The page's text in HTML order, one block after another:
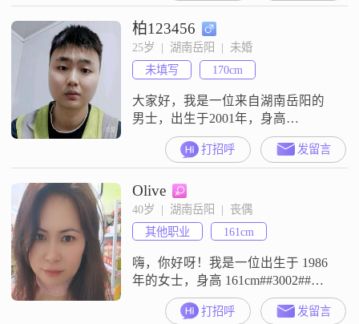
意，热爱生活，总是以热情大方的
态度对待身边的每一个人##3002##
生活中，我非常喜欢有仪式感的小
事，这让我感到特别温馨和幸福
##3002##我非常重视家庭责任，认
为家
柏123456
25岁  |  湖南岳阳  |  未婚
未填写
170cm
大家好，我是一位来自湖南岳阳的
男士，出生于2001年，身高
170cm##3002##目前，我在岳阳有一
份稳定的工作，月收入在8001到
12000元之间##3002##虽然我的学历
是高中及以下，但我一直保持着积
极向上的态度，努力提升自己
##3002##我热爱跑步，这不仅是我
的一种锻炼方式，也是我释放压力
的途径##3002
打招呼 发留言
Olive
40岁  |  湖南岳阳  |  丧偶
其他职业
161cm
嗨，你好呀！我是一位出生于 1986
年的女士，身高 161cm##3002##我
在岳阳工作，收入嘛，在 12001 -
20000 元之间##3002##学历是大专
打招呼 发留言